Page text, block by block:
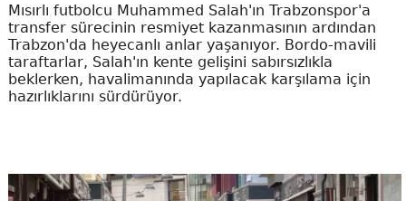
Mısırlı futbolcu Muhammed Salah'ın Trabzonspor'a
transfer sürecinin resmiyet kazanmasının ardından
Trabzon'da heyecanlı anlar yaşanıyor. Bordo-mavili
taraftarlar, Salah'ın kente gelişini sabırsızlıkla
beklerken, havalimanında yapılacak karşılama için
hazırlıklarını sürdürüyor.